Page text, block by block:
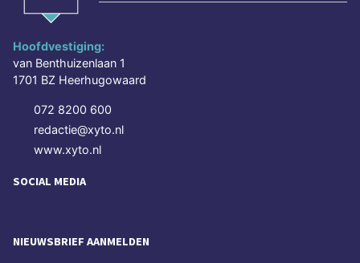
Hoofdvestiging:
van Benthuizenlaan 1
1701 BZ Heerhugowaard
072 8200 600
redactie@xyto.nl
www.xyto.nl
SOCIAL MEDIA
NIEUWSBRIEF AANMELDEN